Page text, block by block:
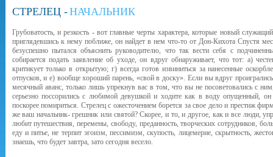
СТРЕЛЕЦ -НАЧАЛЬНИК
Грубоватость, и резкость - вот главные черты характера, которые новый
приглядевшись к нему поближе, он найдет в нем что-то от Дон-Кихота Спустя
безуспешно пытался объяснить руководителю, что так вести себя с
собирается подать заявление об уходе, он вдруг обнаруживает, что тот: а)
критикует только в открытую; г) всегда готов извиниться за нанесенные
отпусков, и е) вообще хороший парень, «свой в доску». Если вы вдруг
месячный аванс, только лишь упрекнув вас в том, что вы не посоветовались с
серьезно поссорились с любимой девушкой и ходите как в воду опущенный,
поскорее помириться. Стрелец с ожесточением борется за свое дело и престиж
же ваш начальник- грешник или святой? Скорее, и то, и другое, как и все люди,
любит путешествия, перемены, свободу, преданность, творческих сотрудников,
еду и питье, не терпит эгоизм, пессимизм, скупость, лицемерие, скрытность,
знаешь, что будет завтра, зато сегодня весело.